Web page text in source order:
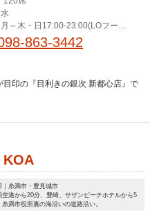
水
月～木・日17:00-23:00(LOフード
ドリンク22:30)、金・土17:00-
863-3442
印の『目利きの銀次 新都心店』で
KOA
｜糸満市・豊見城市
空港から20分、豊崎、サザンビーチホテルから5
糸満市役所裏の海沿いの道路沿い。